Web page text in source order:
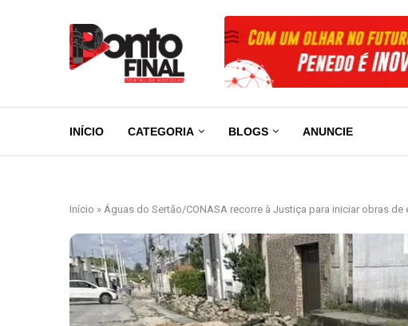
INÍCIO CATEGORIA BLOGS ANUNCIE
Início » Águas do Sertão/CONASA recorre à Justiça para iniciar obras